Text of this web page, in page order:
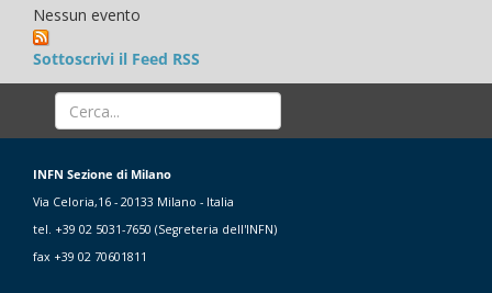
Nessun evento
Sottoscrivi il Feed RSS
INFN Sezione di Milano
Via Celoria,16 - 20133 Milano - Italia
tel. +39 02 5031-7650 (Segreteria dell'INFN)
fax +39 02 70601811